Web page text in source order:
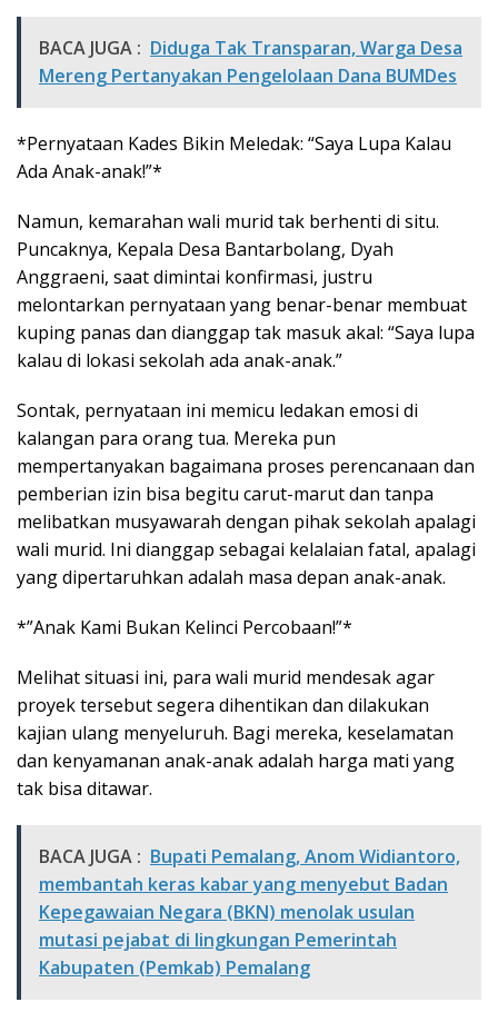
BACA JUGA : Diduga Tak Transparan, Warga Desa
Mereng Pertanyakan Pengelolaan Dana BUMDes
*Pernyataan Kades Bikin Meledak: “Saya Lupa Kalau
Ada Anak-anak!”*
Namun, kemarahan wali murid tak berhenti di situ.
Puncaknya, Kepala Desa Bantarbolang, Dyah
Anggraeni, saat dimintai konfirmasi, justru
melontarkan pernyataan yang benar-benar membuat
kuping panas dan dianggap tak masuk akal: “Saya lupa
kalau di lokasi sekolah ada anak-anak.”
Sontak, pernyataan ini memicu ledakan emosi di
kalangan para orang tua. Mereka pun
mempertanyakan bagaimana proses perencanaan dan
pemberian izin bisa begitu carut-marut dan tanpa
melibatkan musyawarah dengan pihak sekolah apalagi
wali murid. Ini dianggap sebagai kelalaian fatal, apalagi
yang dipertaruhkan adalah masa depan anak-anak.
*”Anak Kami Bukan Kelinci Percobaan!”*
Melihat situasi ini, para wali murid mendesak agar
proyek tersebut segera dihentikan dan dilakukan
kajian ulang menyeluruh. Bagi mereka, keselamatan
dan kenyamanan anak-anak adalah harga mati yang
tak bisa ditawar.
BACA JUGA : Bupati Pemalang, Anom Widiantoro,
membantah keras kabar yang menyebut Badan
Kepegawaian Negara (BKN) menolak usulan
mutasi pejabat di lingkungan Pemerintah
Kabupaten (Pemkab) Pemalang